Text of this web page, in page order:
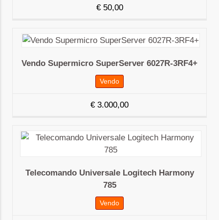
€50,00
Vendo Supermicro SuperServer 6027R-3RF4+
Vendo
€ 3.000,00
Telecomando Universale Logitech Harmony
785
Vendo